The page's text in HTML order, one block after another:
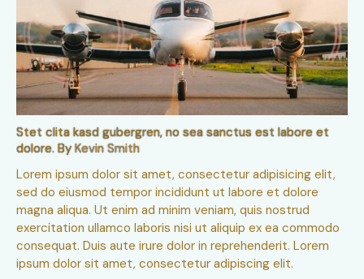
Stet clita kasd gubergren, no sea sanctus est labore et
dolore. ByKevin Smith
Lorem ipsum dolor sit amet, consectetur adipisicing elit,
sed do eiusmod tempor incididunt ut labore et dolore
magna aliqua. Ut enim ad minim veniam, quis nostrud
exercitation ullamco laboris nisi ut aliquip ex ea commodo
consequat. Duis aute irure dolor in reprehenderit. Lorem
ipsum dolor sit amet, consectetur adipiscing elit.